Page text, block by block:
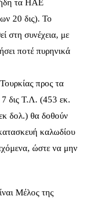
τα ΗΑΕ
20 δις). Το
στη συνέχεια, με
ποτέ πυρηνικά
προς τα
7 δις Τ.Λ. (453 εκ.
δολ.) θα δοθούν
καλωδίου
ώστε να μην
Μέλος της